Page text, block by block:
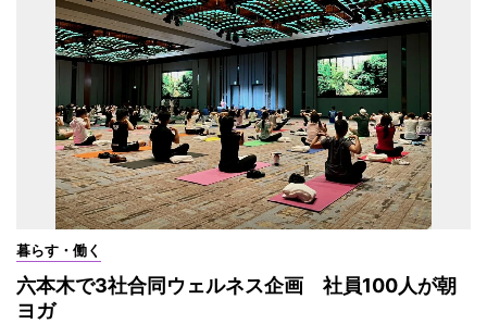
暮らす・働く
六本木で3社合同ウェルネス企画 社員100人が朝
ヨガ